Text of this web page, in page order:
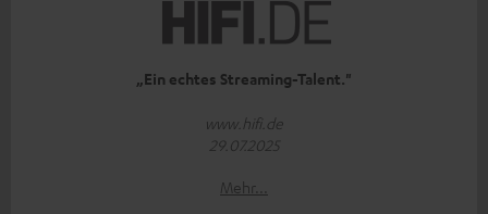
„Ein echtes Streaming-Talent."
www.hifi.de
29.07.2025
Mehr...